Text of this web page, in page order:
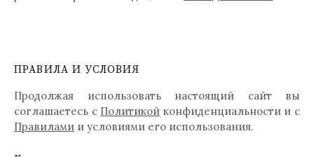
ПРАВИЛА И УСЛОВИЯ
Продолжая использовать настоящий сайт вы
соглашаетесь с Политикой конфиденциальности и с
Правилами и условиями его использования.